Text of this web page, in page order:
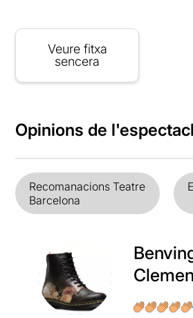
Veure fitxa
sencera
Opinions de
Recomanacions Teatre
Barcelona